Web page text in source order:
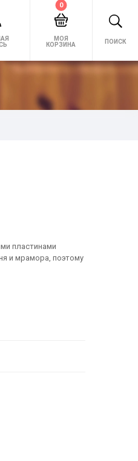
МОЯ
КОРЗИНА
0
ПОИСК
пластинами
и мрамора, поэтому